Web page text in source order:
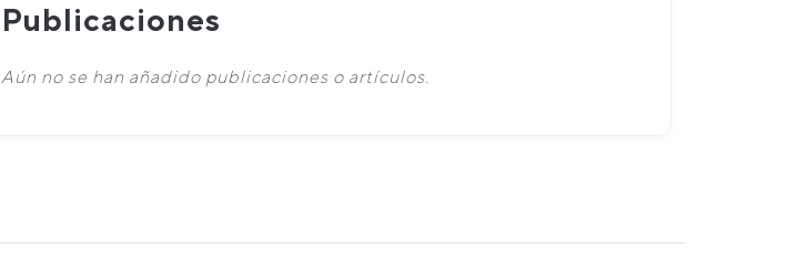
Publicaciones
Aún no se han añadido publicaciones o artículos.